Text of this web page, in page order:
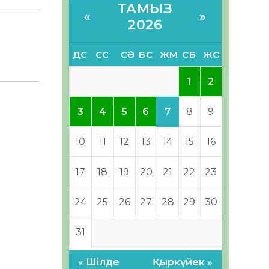
«
ТАМЫЗ
2026
»
ДС СС СӘ БС ЖМ СБ ЖС
1 2
3 4 5 6 7 8 9
10 11 12 13 14 15 16
17 18 19 20 21 22 23
24 25 26 27 28 29 30
31
« Шілде Қыркүйек »